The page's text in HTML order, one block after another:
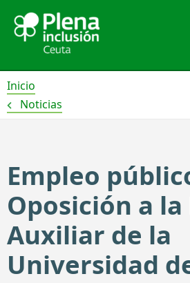
contenido
Inicio
Noticias
Empleo
Oposición a la
Auxiliar de la
Universidad